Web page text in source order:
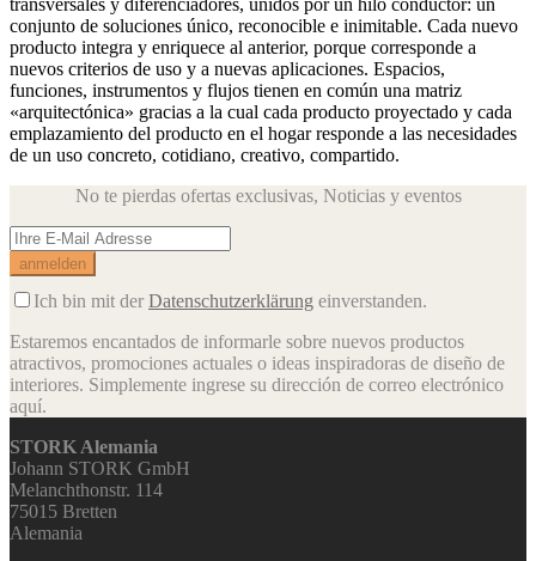
conjunto de soluciones único, reconocible e inimitable. Cada nuevo
producto integra y enriquece al anterior, porque corresponde a
nuevos criterios de uso y a nuevas aplicaciones. Espacios,
funciones, instrumentos y flujos tienen en común una matriz
«arquitectónica» gracias a la cual cada producto proyectado y cada
emplazamiento del producto en el hogar responde a las necesidades
de un uso concreto, cotidiano, creativo, compartido.
No te pierdas ofertas exclusivas, Noticias y eventos
Ich bin mit der Datenschutzerklärung einverstanden.
Estaremos encantados de informarle sobre nuevos productos
atractivos, promociones actuales o ideas inspiradoras de diseño de
interiores. Simplemente ingrese su dirección de correo electrónico
aquí.
STORK Alemania
Johann STORK GmbH
Melanchthonstr. 114
75015 Bretten
Alemania